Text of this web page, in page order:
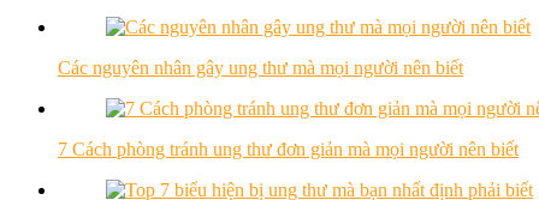
​Các nguyên nhân gây ung thư mà mọi người nên biết
7 Cách phòng tránh ung thư đơn giản mà mọi người nên biết